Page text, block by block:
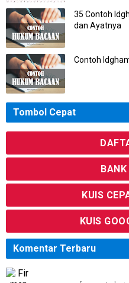
35 Contoh
dan Ayatnya
Contoh
Tombol Cepat
KUIS
KUIS
Komentar Terbaru